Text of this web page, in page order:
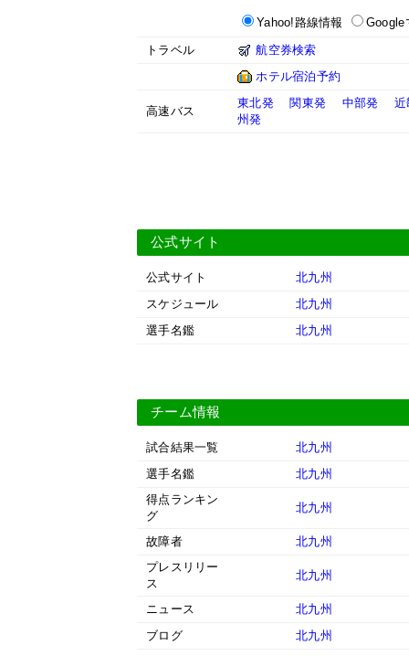
Yahoo!路線情報
Google
トラベル
航空券検索
ホテル宿泊予約
高速バス
東北発 関東発 中部発
近
州発
公式サイト
公式サイト
北九州
スケジュール
北九州
選手名鑑
北九州
チーム情報
試合結果一覧
北九州
選手名鑑
北九州
得点ランキン
グ
北九州
故障者
北九州
プレスリリー
ス
北九州
ニュース
北九州
ブログ
北九州